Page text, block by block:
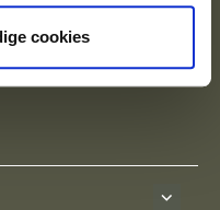
cookies